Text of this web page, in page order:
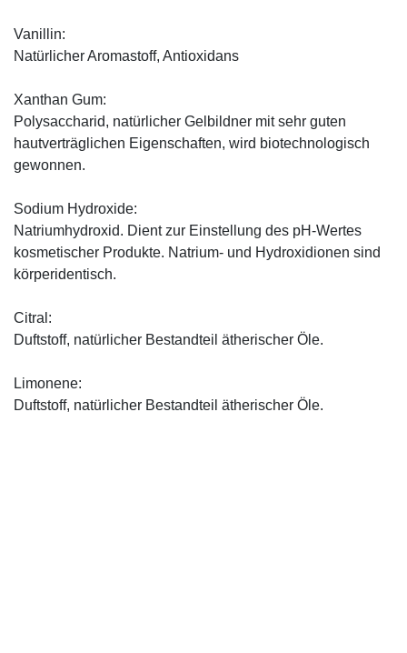
Vanillin:
Natürlicher Aromastoff, Antioxidans
Xanthan Gum:
Polysaccharid, natürlicher Gelbildner mit sehr guten
hautverträglichen Eigenschaften, wird biotechnologisch
gewonnen.
Sodium Hydroxide:
Natriumhydroxid. Dient zur Einstellung des pH-Wertes
kosmetischer Produkte. Natrium- und Hydroxidionen sind
körperidentisch.
Citral:
Duftstoff, natürlicher Bestandteil ätherischer Öle.
Limonene:
Duftstoff, natürlicher Bestandteil ätherischer Öle.